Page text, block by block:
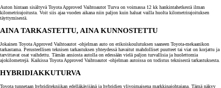
Auton hintaan sisältyvä Toyota Approved Vaihtoautot Turva on voimassa 12 kk hankintahetkestä ilman
kilometrirajoitusta. Voit siis ajaa vuoden aikana niin paljon kuin haluat vailla huolta kilometrirajoituksen
täyttymisestä.
AINA TARKASTETTU, AINA KUNNOSTETTU
Jokainen Toyota Approved Vaihtoautot -ohjelman auto on erikoiskoulutuksen saaneen Toyota-mekaanikon
tarkastama. Perusteellisen teknisen tarkastuksen yhteydessä havaitut mahdolliset puutteet tai viat on korjattu ja
tarvittavat osat vaihdettu. Tämän ansiosta autolla on edessään vielä paljon turvallisia ja huolettomia
ajokilometrejä. Kaikissa Toyota Approved Vaihtoautot -ohjelman autoissa on todistus teknisestä tarkastuksesta.
HYBRIDIAKKUTURVA
Toyota tunnetaan hybriditekniikan edelläkävijänä ja hybridien ylivoimaisena markkinajohtajana. Tämä näkyy